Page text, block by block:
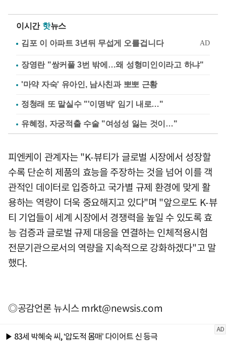
이시간 핫뉴스
장영란 "쌍커풀 3번 밖에…왜 성형미인이라고 하냐"
'마약 자숙' 유아인, 남사친과 뽀뽀 근황
정청래 또 말실수 "'이명박' 임기 내로…"
유혜정, 자궁적출 수술 "여성성 잃는 것이…"
피엔케이 관계자는 "K-뷰티가 글로벌 시장에서 성장할
수록 단순히 제품의 효능을 주장하는 것을 넘어 이를 객
관적인 데이터로 입증하고 국가별 규제 환경에 맞게 활
용하는 역량이 더욱 중요해지고 있다"며 "앞으로도 K-뷰
티 기업들이 세계 시장에서 경쟁력을 높일 수 있도록 효
능 검증과 글로벌 규제 대응을 연결하는 인체적용시험
전문기관으로서의 역량을 지속적으로 강화하겠다"고 말
했다.
◎공감언론 뉴시스mrkt@newsis.com